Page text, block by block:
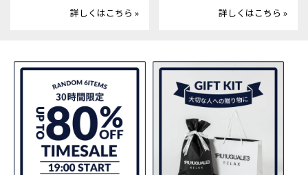
詳しくはこちら »
詳しくはこちら »